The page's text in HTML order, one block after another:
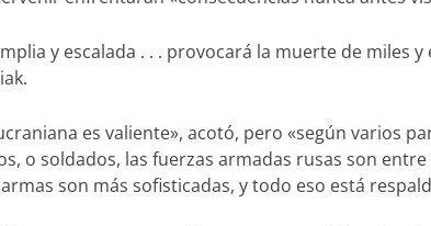
y escalada . . . provocará la muerte de miles
es valiente», acotó, pero «según varios
o soldados, las fuerzas armadas rusas son
son más sofisticadas, y todo eso está